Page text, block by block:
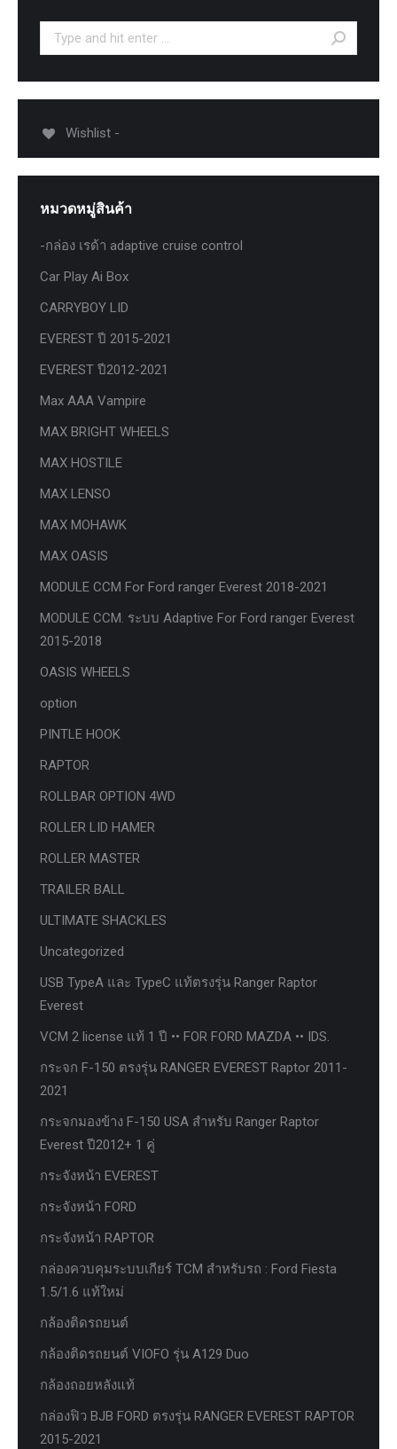
Search:
Wishlist -
หมวดหมู่สินค้า
-กล่อง เรด้า adaptive cruise control
Car Play Ai Box
CARRYBOY LID
EVEREST ปี 2015-2021
EVEREST ปี2012-2021
Max AAA Vampire
MAX BRIGHT WHEELS
MAX HOSTILE
MAX LENSO
MAX MOHAWK
MAX OASIS
MODULE CCM For Ford ranger Everest 2018-2021
MODULE CCM. ระบบ Adaptive For Ford ranger Everest
2015-2018
OASIS WHEELS
option
PINTLE HOOK
RAPTOR
ROLLBAR OPTION 4WD
ROLLER LID HAMER
ROLLER MASTER
TRAILER BALL
ULTIMATE SHACKLES
Uncategorized
USB TypeA และ TypeC แท้ตรงรุ่น Ranger Raptor
Everest
VCM 2 license แท้ 1 ปี •• FOR FORD MAZDA •• IDS.
กระจก F-150 ตรงรุ่น RANGER EVEREST Raptor 2011-
2021
กระจกมองข้าง F-150 USA สำหรับ Ranger Raptor
Everest ปี2012+ 1 คู่
กระจังหน้า EVEREST
กระจังหน้า FORD
กระจังหน้า RAPTOR
กล่องควบคุมระบบเกียร์ TCM สำหรับรถ : Ford Fiesta
1.5/1.6 แท้ใหม่
กล้องติดรถยนต์
กล้องติดรถยนต์ VIOFO รุ่น A129 Duo
กล้องถอยหลังแท้
กล่องฟิว BJB FORD ตรงรุ่น RANGER EVEREST RAPTOR
2015-2021